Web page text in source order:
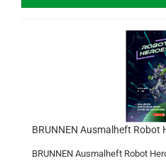
BRUNNEN Ausmalheft Robot
BRUNNEN Ausmalheft Robot